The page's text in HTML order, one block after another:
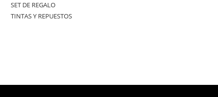
SET DE REGALO
TINTAS Y REPUESTOS